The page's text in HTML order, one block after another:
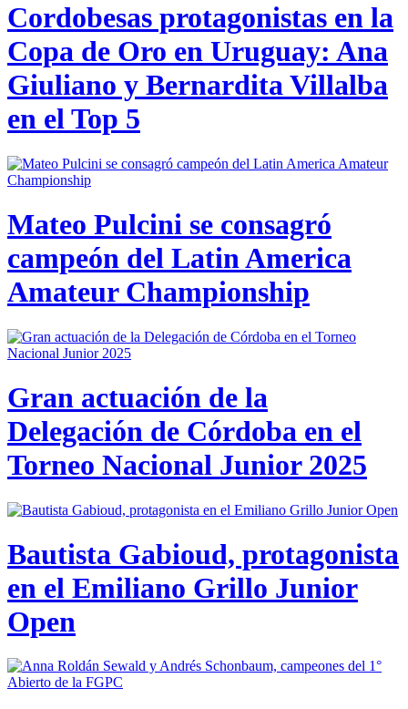
Cordobesas protagonistas en la
Copa de Oro en Uruguay: Ana
Giuliano y Bernardita Villalba
en el Top 5
Mateo Pulcini se consagró
campeón del Latin America
Amateur Championship
Gran actuación de la
Delegación de Córdoba en el
Torneo Nacional Junior 2025
Bautista Gabioud, protagonista
en el Emiliano Grillo Junior
Open